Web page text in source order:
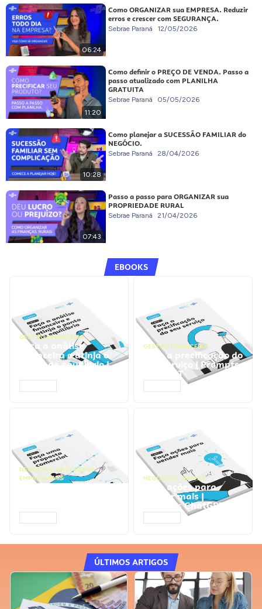
06:24
Como ORGANIZAR sua EMPRESA. Reduzir
erros e crescer com SEGURANÇA.
Sebrae Paraná 12/05/2026
11:20
Como definir o PREÇO DE VENDA. Passo a
passo atualizado com PLANILHA
GRATUITA
Sebrae Paraná 05/05/2026
10:28
Como planejar a SUCESSÃO FAMILIAR do
NEGÓCIO.
Sebrae Paraná 28/04/2026
07:43
Passo a passo para ORGANIZAR sua
PROPRIEDADE RURAL
Sebrae Paraná 21/04/2026
EBOOKS
GESTÃO FINANCEIRA
Faça a análise
financeira e atinja o
ponto de equilíbrio |
GESTÃO FINANCEIRA
Faça a precificação do
seu serviço | Prompts
ChatGPT
NEGÓCIOS, PROCESSOS
EMPRESARIAIS
Faça uma proposta
NEGÓCIOS, VENDAS
Faça ações para
vender mais |
Prompts ChatGPT
ÚLTIMOS ARTIGOS